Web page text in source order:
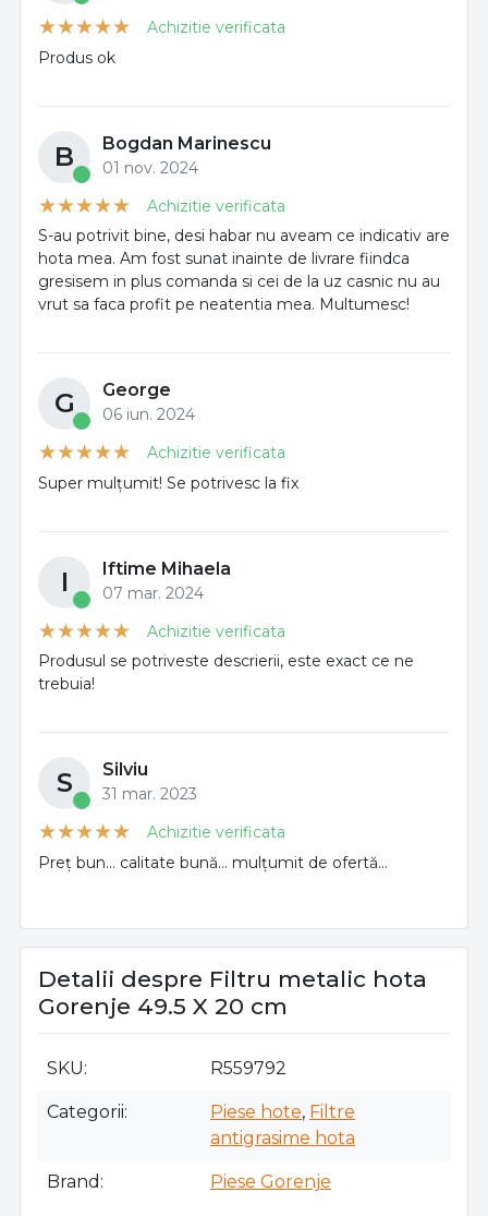
Achizitie verificata
Produs ok
B Bogdan Marinescu
01 nov. 2024
Achizitie verificata
S-au potrivit bine, desi habar nu aveam ce indicativ are
hota mea. Am fost sunat inainte de livrare fiindca
gresisem in plus comanda si cei de la uz casnic nu au
vrut sa faca profit pe neatentia mea. Multumesc!
G George
06 iun. 2024
Achizitie verificata
Super mulțumit! Se potrivesc la fix
I Iftime Mihaela
07 mar. 2024
Achizitie verificata
Produsul se potriveste descrierii, este exact ce ne
trebuia!
S Silviu
31 mar. 2023
Achizitie verificata
Preț bun... calitate bună... mulțumit de ofertă...
Detalii despre Filtru metalic hota
Gorenje 49.5 X 20 cm
SKU R559792
Categorii Piese hote, Filtre
antigrasime hota
Brand Piese Gorenje